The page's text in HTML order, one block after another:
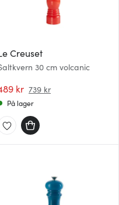
Creuset
30 cm volcanic
kr 739 kr
På lager